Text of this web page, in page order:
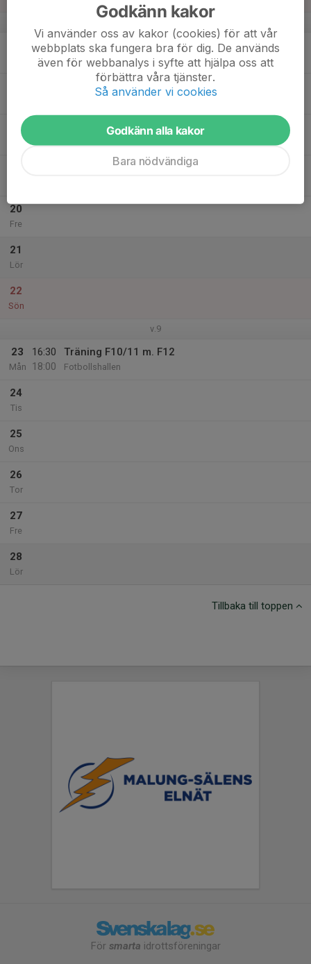
16:30
18:00
Träning F10/11 m. F12
Fotbollshallen
18
Ons
20
Fre
21
Lör
22
Sön
v.9
23
Mån
16:30
18:00
Träning F10/11 m. F12
Fotbollshallen
24
Tis
25
Ons
26
Tor
27
Fre
28
Lör
Tillbaka till toppen
För smarta idrottsföreningar
Godkänn kakor
Vi använder oss av kakor (cookies) för att vår
webbplats ska fungera bra för dig. De används
även för webbanalys i syfte att hjälpa oss att
förbättra våra tjänster.
Så använder vi cookies
Godkänn alla kakor
Bara nödvändiga